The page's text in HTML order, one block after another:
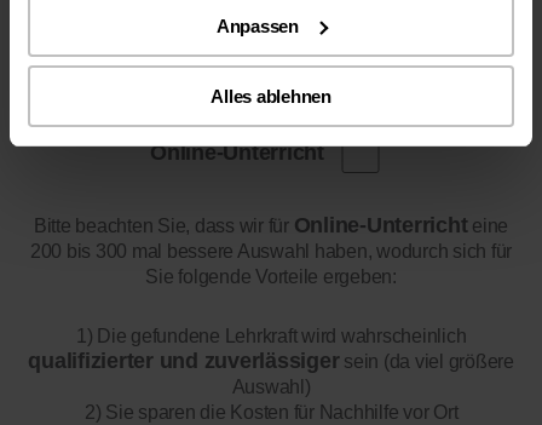
Anpassen
Alles ablehnen
Online-Unterricht
Bitte beachten Sie, dass wir für Online-Unterrichteine
200 bis 300 mal bessere Auswahl haben, wodurch sich für
Sie folgende Vorteile ergeben:
1) Die gefundene Lehrkraft wird wahrscheinlich
qualifizierter und zuverlässigersein (da viel größere
Auswahl)
2) Sie sparen die Kosten für Nachhilfe vor Ort